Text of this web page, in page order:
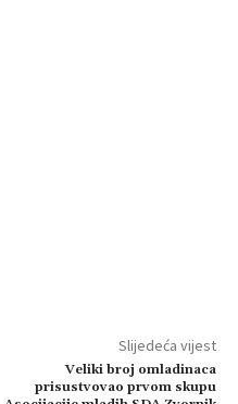
Slijedeća vijest
Veliki broj omladinaca
prisustvovao prvom skupu